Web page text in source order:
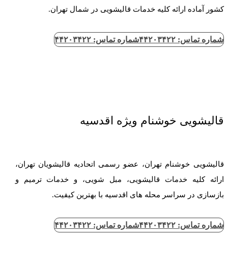
کشور آماده ارائه کلیه خدمات قالیشویی در شمال تهران.
شماره تماس: ۴۴۲۰۳۴۲۲ شماره تماس: ۴۴۲۰۳۴۲۲
قالیشویی خوشنام ویژه اقدسیه
قالیشویی خوشنام تهران، عضو رسمی اتحادیه قالیشویان تهران،
ارائه کلیه خدمات قالیشویی، مبل شویی، و خدمات ترمیم و
بازسازی در سراسر محله های اقدسیه با بهترین کیفیت.
شماره تماس: ۴۴۲۰۳۴۲۲ شماره تماس: ۴۴۲۰۳۴۲۲